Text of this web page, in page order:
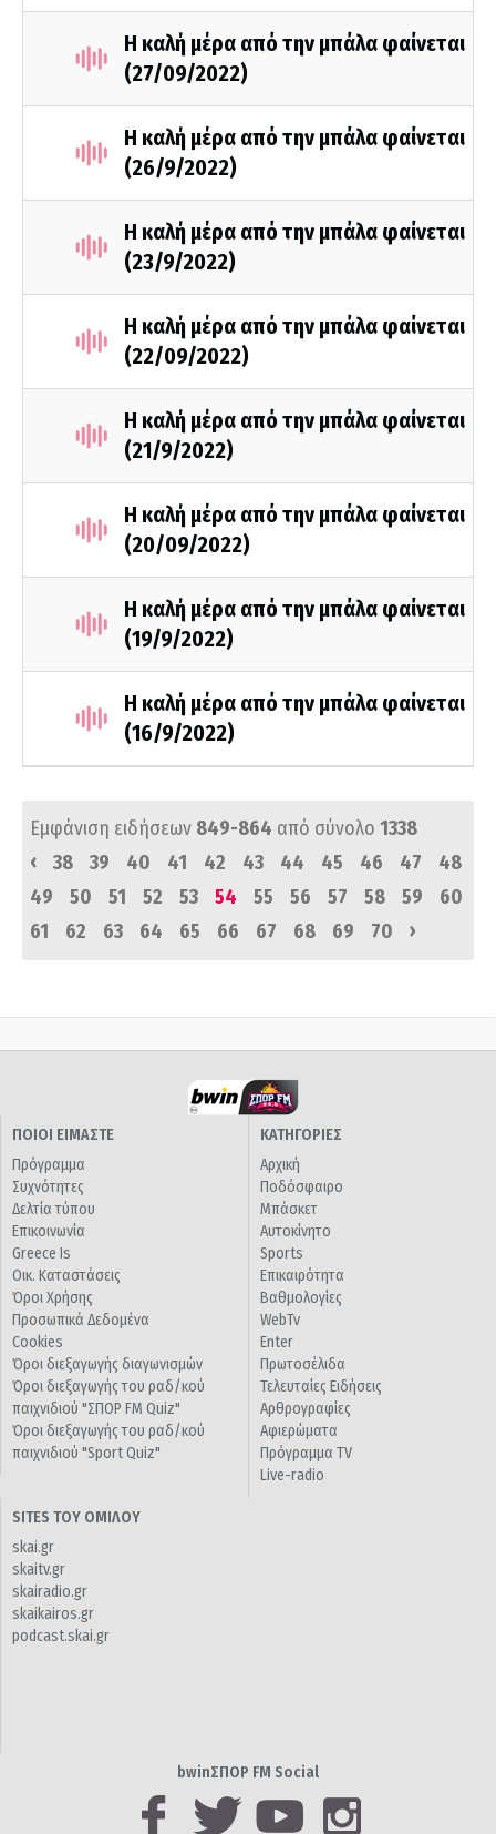
Η καλή μέρα από την μπάλα φαίνεται
(27/09/2022)
Η καλή μέρα από την μπάλα φαίνεται
(26/9/2022)
Η καλή μέρα από την μπάλα φαίνεται
(23/9/2022)
Η καλή μέρα από την μπάλα φαίνεται
(22/09/2022)
Η καλή μέρα από την μπάλα φαίνεται
(21/9/2022)
Η καλή μέρα από την μπάλα φαίνεται
(20/09/2022)
Η καλή μέρα από την μπάλα φαίνεται
(19/9/2022)
Η καλή μέρα από την μπάλα φαίνεται
(16/9/2022)
Εμφάνιση ειδήσεων 849-864 από σύνολο 1338
‹
38 39 40 41 42 43 44 45 46 47
48
49
50 51 52 53 54 55 56 57 58 59
60
61
62 63 64 65 66 67 68 69 70 ›
ΠΟΙΟΙ ΕΙΜΑΣΤΕ
Πρόγραμμα
Συχνότητες
Δελτία τύπου
Επικοινωνία
Greece Is
Οικ. Καταστάσεις
Όροι Χρήσης
Προσωπικά Δεδομένα
Cookies
Όροι διεξαγωγής διαγωνισμών
Όροι διεξαγωγής του ραδ/κού
παιχνιδιού "ΣΠΟΡ FM Quiz"
Όροι διεξαγωγής του ραδ/κού
παιχνιδιού "Sport Quiz"
ΚΑΤΗΓΟΡΙΕΣ
Αρχική
Ποδόσφαιρο
Μπάσκετ
Αυτοκίνητο
Sports
Επικαιρότητα
Βαθμολογίες
WebTv
Enter
Πρωτοσέλιδα
Τελευταίες Ειδήσεις
Αρθρογραφίες
Αφιερώματα
Πρόγραμμα TV
Live-radio
SITES ΤΟΥ ΟΜΙΛΟΥ
skai.gr
skaitv.gr
skairadio.gr
skaikairos.gr
podcast.skai.gr
bwinΣΠΟΡ FM Social